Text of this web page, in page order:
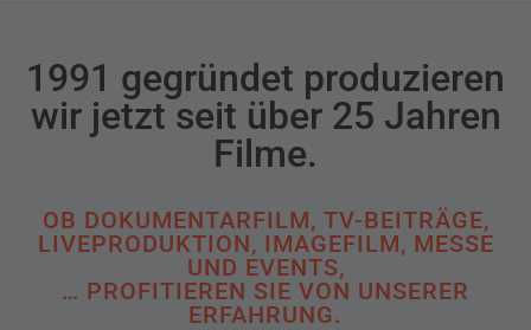
1991 gegründet produzieren
wir jetzt seit über 25 Jahren
Filme.
OB DOKUMENTARFILM, TV-BEITRÄGE,
LIVEPRODUKTION, IMAGEFILM, MESSE
UND EVENTS,
… PROFITIEREN SIE VON UNSERER
ERFAHRUNG.